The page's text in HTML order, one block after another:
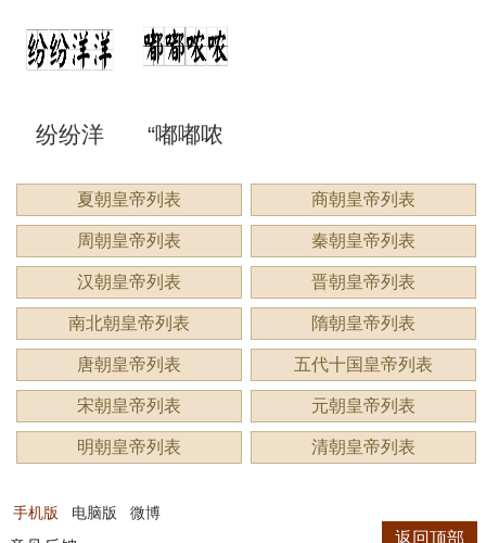
来形容 意思？
洞”是什
么意
思？
是什么
意思？ 思？用
来形容
什么？
什么意
思？
纷纷洋
洋：描
绘繁复
景象的
生动成
语
“嘟嘟哝
哝”是成
语吗？
用来形
容什
么？
夏朝皇帝列表 商朝皇帝列表
周朝皇帝列表 秦朝皇帝列表
汉朝皇帝列表 晋朝皇帝列表
南北朝皇帝列表 隋朝皇帝列表
唐朝皇帝列表 五代十国皇帝列表
宋朝皇帝列表 元朝皇帝列表
明朝皇帝列表 清朝皇帝列表
手机版 电脑版 微博
返回顶部